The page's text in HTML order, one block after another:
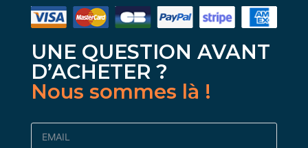
UNE QUESTION AVANT
D’ACHETER ?
Nous sommes là !